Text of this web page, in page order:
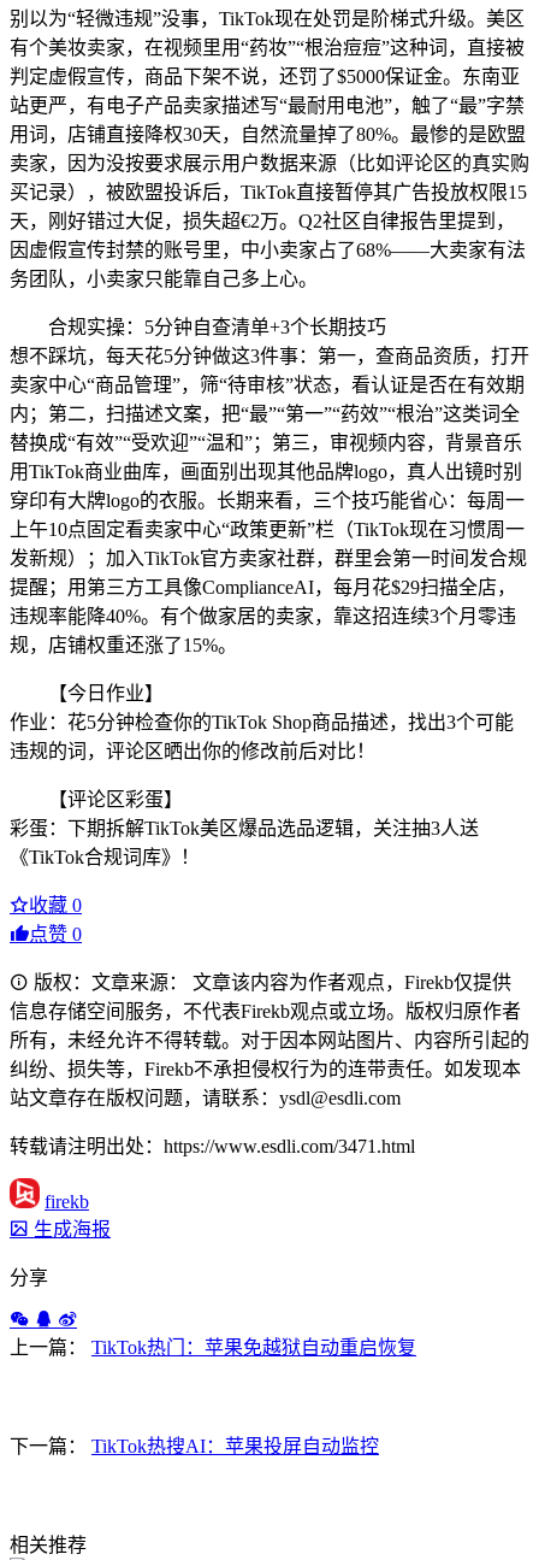
别以为“轻微违规”没事，TikTok现在处罚是阶梯式升级。美区
有个美妆卖家，在视频里用“药妆”“根治痘痘”这种词，直接被
判定虚假宣传，商品下架不说，还罚了$5000保证金。东南亚
站更严，有电子产品卖家描述写“最耐用电池”，触了“最”字禁
用词，店铺直接降权30天，自然流量掉了80%。最惨的是欧盟
卖家，因为没按要求展示用户数据来源（比如评论区的真实购
买记录），被欧盟投诉后，TikTok直接暂停其广告投放权限15
天，刚好错过大促，损失超€2万。Q2社区自律报告里提到，
因虚假宣传封禁的账号里，中小卖家占了68%——大卖家有法
务团队，小卖家只能靠自己多上心。
合规实操：5分钟自查清单+3个长期技巧
想不踩坑，每天花5分钟做这3件事：第一，查商品资质，打开
卖家中心“商品管理”，筛“待审核”状态，看认证是否在有效期
内；第二，扫描述文案，把“最”“第一”“药效”“根治”这类词全
替换成“有效”“受欢迎”“温和”；第三，审视频内容，背景音乐
用TikTok商业曲库，画面别出现其他品牌logo，真人出镜时别
穿印有大牌logo的衣服。长期来看，三个技巧能省心：每周一
上午10点固定看卖家中心“政策更新”栏（TikTok现在习惯周一
发新规）；加入TikTok官方卖家社群，群里会第一时间发合规
提醒；用第三方工具像ComplianceAI，每月花$29扫描全店，
违规率能降40%。有个做家居的卖家，靠这招连续3个月零违
规，店铺权重还涨了15%。
【今日作业】
作业：花5分钟检查你的TikTok Shop商品描述，找出3个可能
违规的词，评论区晒出你的修改前后对比！
【评论区彩蛋】
彩蛋：下期拆解TikTok美区爆品选品逻辑，关注抽3人送
《TikTok合规词库》！
收藏 0
点赞 0
版权：文章来源： 文章该内容为作者观点，Firekb仅提供
信息存储空间服务，不代表Firekb观点或立场。版权归原作者
所有，未经允许不得转载。对于因本网站图片、内容所引起的
纠纷、损失等，Firekb不承担侵权行为的连带责任。如发现本
站文章存在版权问题，请联系：ysdl@esdli.com
转载请注明出处：https://www.esdli.com/3471.html
firekb
生成海报
分享
上一篇： TikTok热门：苹果免越狱自动重启恢复
下一篇： TikTok热搜AI：苹果投屏自动监控
相关推荐